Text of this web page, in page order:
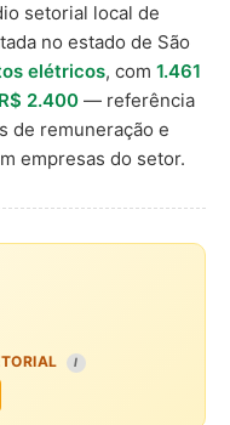
setorial local de
no estado de São
elétricos, com 1.461
R$ 2.400 — referência
de remuneração e
empresas do setor.
I